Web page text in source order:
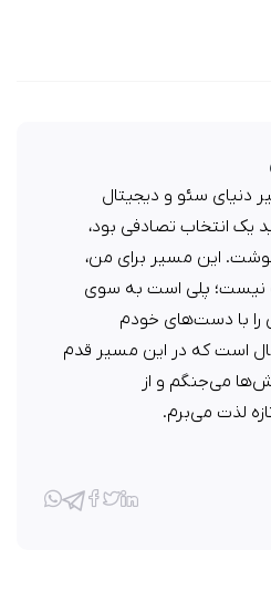
دنیای سئو و دیجیتال
یک انتخاب تصادفی بود،
این مسیر برای من،
نیست؛ پلی است به سوی
را با دست‌های خودم
4 سال است که در این مسیر قدم
می‌جنگم و از
لذت می‌برم.